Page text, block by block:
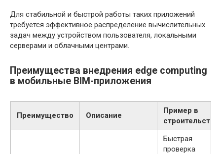
Для стабильной и быстрой работы таких приложений
требуется эффективное распределение вычислительных
задач между устройством пользователя, локальными
серверами и облачными центрами.
Преимущества внедрения edge computing
в мобильные BIM-приложения
Преимущество Описание
Пример в
строительстве
Быстрая
проверка